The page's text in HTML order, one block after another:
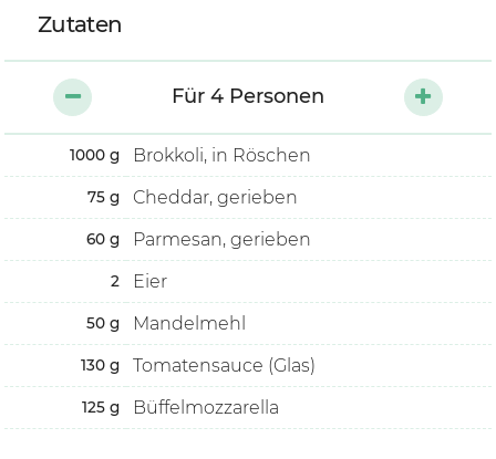
Zutaten
Für 4Personen
1000 g Brokkoli, in Röschen
75 g Cheddar, gerieben
60 g Parmesan, gerieben
2 Eier
50 g Mandelmehl
130 g Tomatensauce (Glas)
125 g Büffelmozzarella